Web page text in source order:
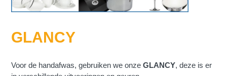
GLANCY
Voor de handafwas, gebruiken we onzeGLANCY, deze is er